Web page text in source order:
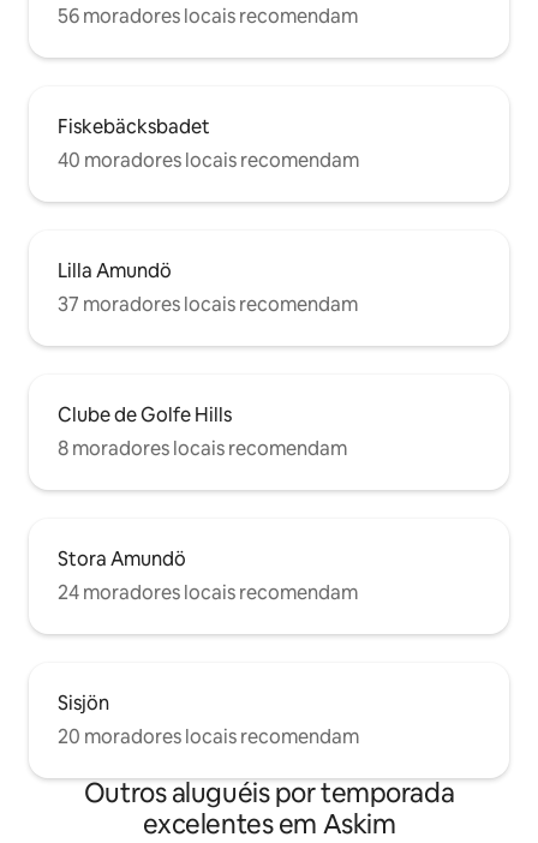
56 moradores locais recomendam
Fiskebäcksbadet
40 moradores locais recomendam
Lilla Amundö
37 moradores locais recomendam
Clube de Golfe Hills
8 moradores locais recomendam
Stora Amundö
24 moradores locais recomendam
Sisjön
20 moradores locais recomendam
Outros aluguéis por temporada
excelentes em Askim